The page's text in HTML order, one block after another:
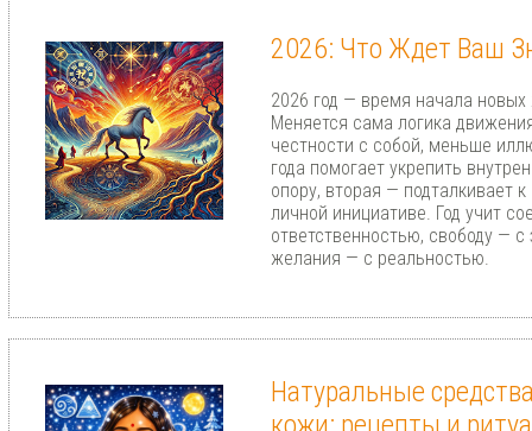
2026: Что Ждет Ваш
2026 год — время начала
Меняется сама логика
честности с собой, меньше
года помогает укрепить
опору, вторая — подталкивает
личной инициативе. Год учит
ответственностью, свободу —
желания — с реальностью.
Натуральные